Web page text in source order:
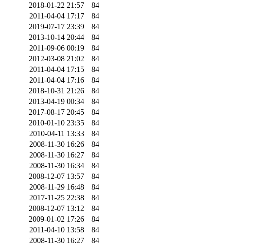
2018-01-22 21:57
84
2011-04-04 17:17
84
2019-07-17 23:39
84
2013-10-14 20:44
84
2011-09-06 00:19
84
2012-03-08 21:02
84
2011-04-04 17:15
84
2011-04-04 17:16
84
2018-10-31 21:26
84
2013-04-19 00:34
84
2017-08-17 20:45
84
2010-01-10 23:35
84
2010-04-11 13:33
84
2008-11-30 16:26
84
2008-11-30 16:27
84
2008-11-30 16:34
84
2008-12-07 13:57
84
2008-11-29 16:48
84
2017-11-25 22:38
84
2008-12-07 13:12
84
2009-01-02 17:26
84
2011-04-10 13:58
84
2008-11-30 16:27
84